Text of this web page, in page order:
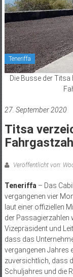
Teneriffa
Die Busse der
27. September 2020
Titsa
Veröffentlicht von:
Teneriffa – Das
vergangenen vier
laut einer offiziellen
der Passagierzahlen
Vizepräsident und
dass das
vergangenen Jahres
zuversichtlich, dass
Schuljahres und die